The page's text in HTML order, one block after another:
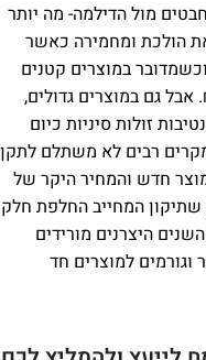
מול הדילמה- מה יותר
הולכת ומחמירה כאשר
במוצרים קטנים
במחירים זולים של כ 360 ₪. אבל גם במוצרים גדולים,
זולות סיניות כיום
רבים לא משתלם לתקן
חדש והמחיר היקר של
עד כ-190 שקל, שתיקון המחייב החלפת חלק
היצרנים מורידים
וגורמים למוצרים חד